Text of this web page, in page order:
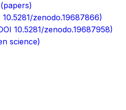
zenodo.19687866)
10.5281/zenodo.19687958)
science)